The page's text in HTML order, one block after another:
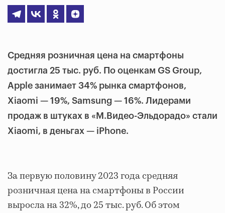
Средняя розничная цена на смартфоны
достигла 25 тыс. руб. По оценкам GS Group,
Apple занимает 34% рынка смартфонов,
Xiaomi — 19%, Samsung — 16%. Лидерами
продаж в штуках в «М.Видео-Эльдорадо» стали
Xiaomi, в деньгах — iPhone.
За первую половину 2023 года средняя
розничная цена на смартфоны в России
выросла на 32%, до 25 тыс. руб. Об этом